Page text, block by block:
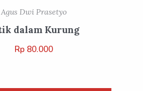
Agus Dwi Prasetyo
dalam Kurung
Rp 80.000